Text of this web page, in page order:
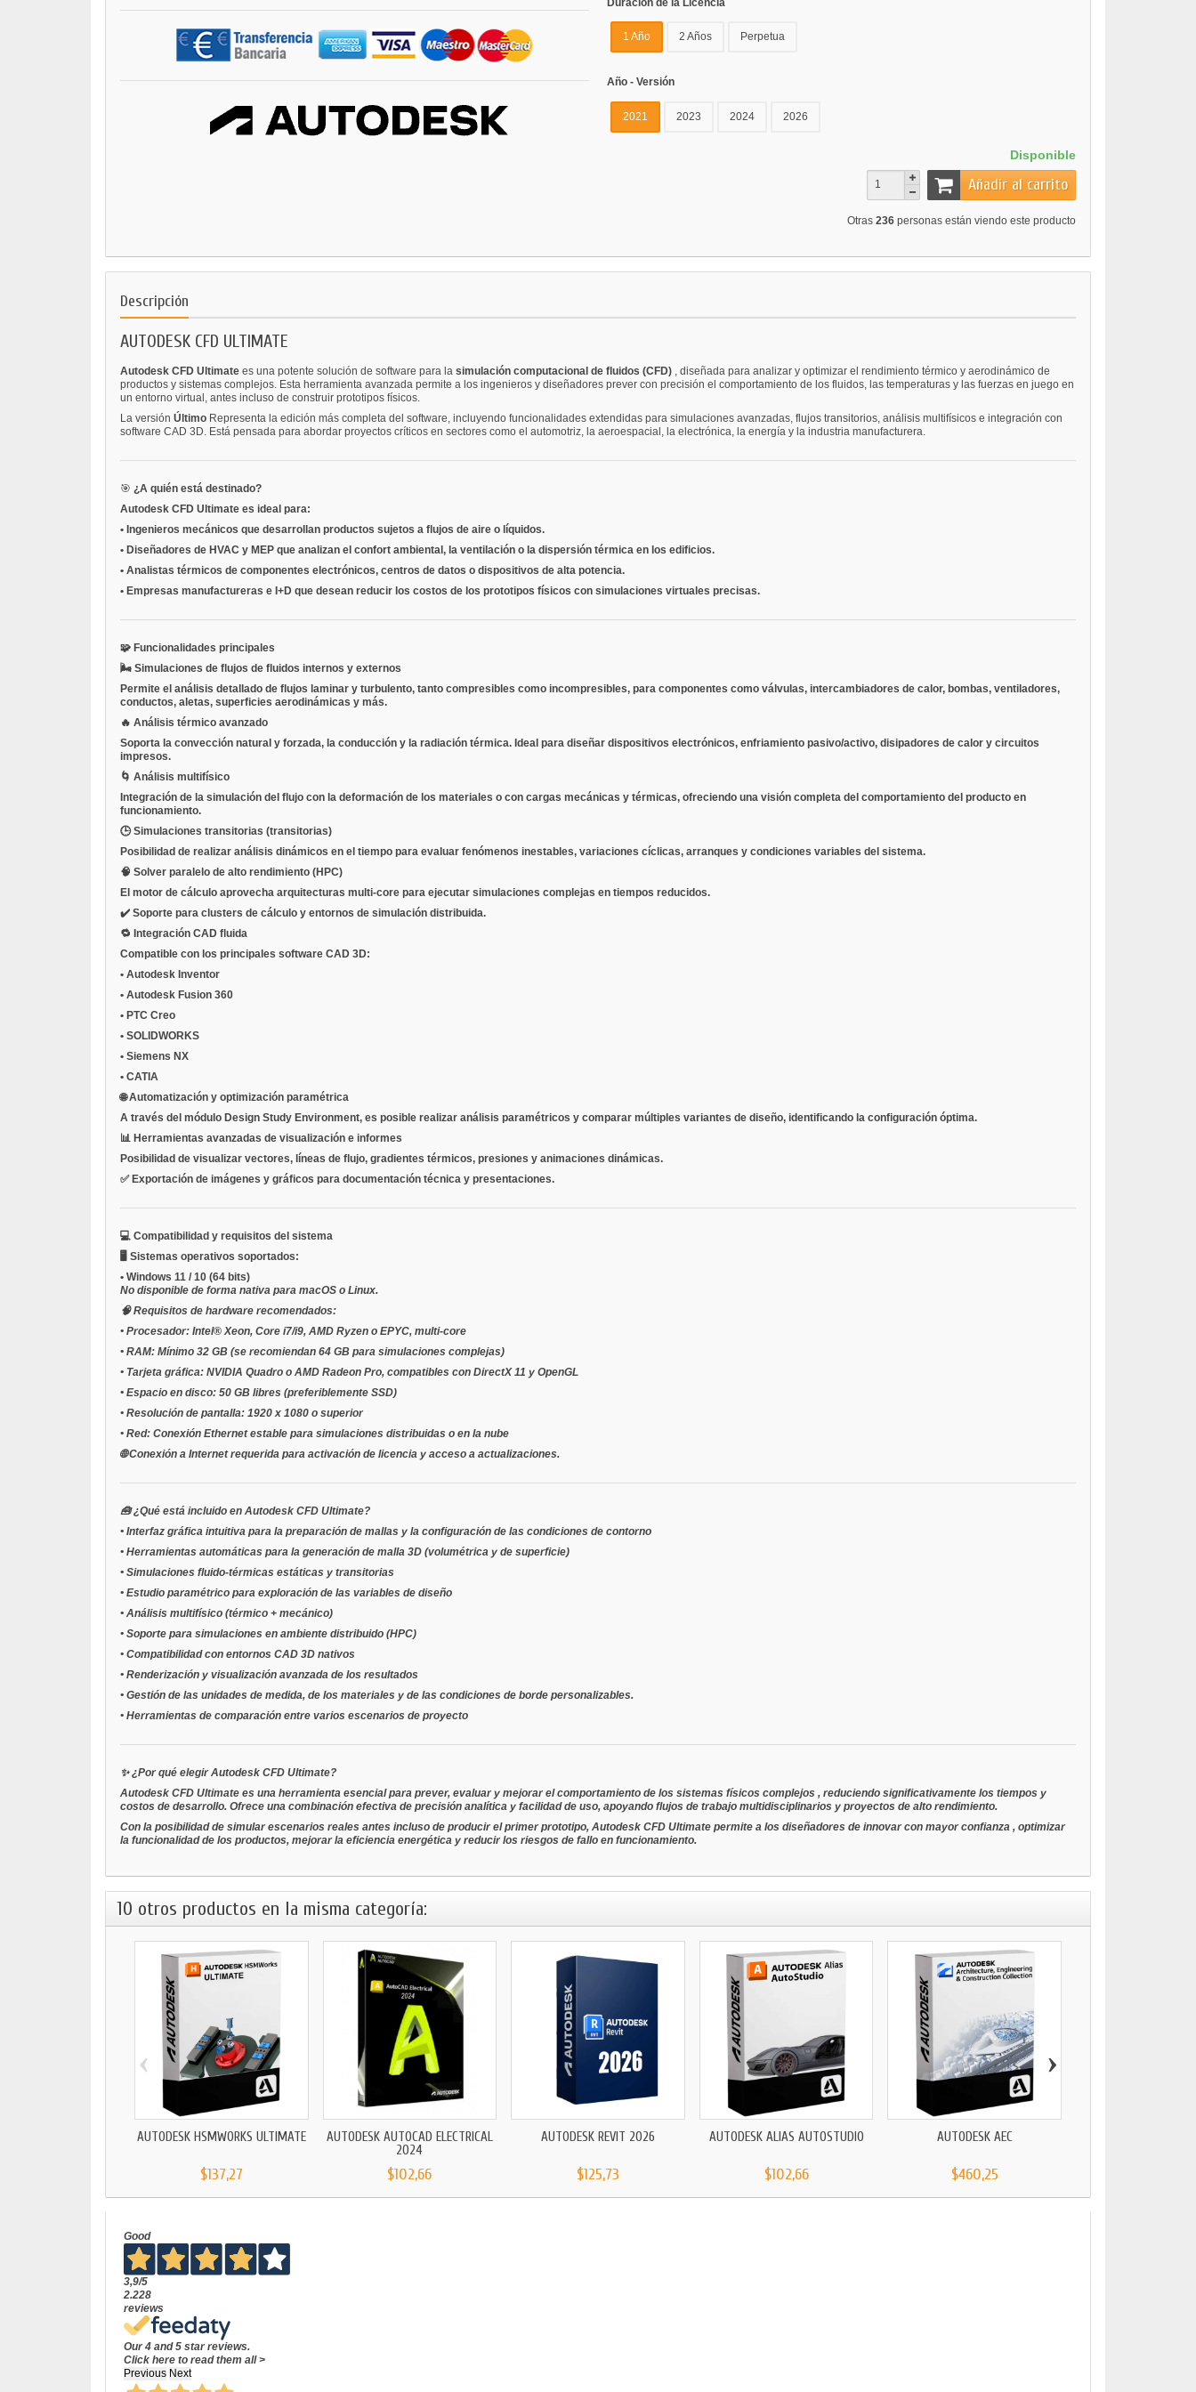
Duración de la Licencia
1 Año 2 Años Perpetua
Año - Versión
2021 2023 2024 2026
Disponible
Añadir al carrito
Otras 236 personas están viendo este producto
Descripción
AUTODESK CFD ULTIMATE
Autodesk CFD Ultimate es una potente solución de software para la simulación computacional de fluidos (CFD) , diseñada para analizar y optimizar el rendimiento térmico y aerodinámico de
productos y sistemas complejos. Esta herramienta avanzada permite a los ingenieros y diseñadores prever con precisión el comportamiento de los fluidos, las temperaturas y las fuerzas en juego en
un entorno virtual, antes incluso de construir prototipos físicos.
La versión Último Representa la edición más completa del software, incluyendo funcionalidades extendidas para simulaciones avanzadas, flujos transitorios, análisis multifísicos e integración con
software CAD 3D. Está pensada para abordar proyectos críticos en sectores como el automotriz, la aeroespacial, la electrónica, la energía y la industria manufacturera.
🎯 ¿A quién está destinado?
Autodesk CFD Ultimate es ideal para:
• Ingenieros mecánicos que desarrollan productos sujetos a flujos de aire o líquidos.
• Diseñadores de HVAC y MEP que analizan el confort ambiental, la ventilación o la dispersión térmica en los edificios.
• Analistas térmicos de componentes electrónicos, centros de datos o dispositivos de alta potencia.
• Empresas manufactureras e I+D que desean reducir los costos de los prototipos físicos con simulaciones virtuales precisas.
🧩 Funcionalidades principales
🌬️ Simulaciones de flujos de fluidos internos y externos
Permite el análisis detallado de flujos laminar y turbulento, tanto compresibles como incompresibles, para componentes como válvulas, intercambiadores de calor, bombas, ventiladores,
conductos, aletas, superficies aerodinámicas y más.
🔥 Análisis térmico avanzado
Soporta la convección natural y forzada, la conducción y la radiación térmica. Ideal para diseñar dispositivos electrónicos, enfriamiento pasivo/activo, disipadores de calor y circuitos
impresos.
🌀 Análisis multifísico
Integración de la simulación del flujo con la deformación de los materiales o con cargas mecánicas y térmicas, ofreciendo una visión completa del comportamiento del producto en
funcionamiento.
🕒Simulaciones transitorias (transitorias)
Posibilidad de realizar análisis dinámicos en el tiempo para evaluar fenómenos inestables, variaciones cíclicas, arranques y condiciones variables del sistema.
🧠 Solver paralelo de alto rendimiento (HPC)
El motor de cálculo aprovecha arquitecturas multi-core para ejecutar simulaciones complejas en tiempos reducidos.
✔️ Soporte para clusters de cálculo y entornos de simulación distribuida.
🔁 Integración CAD fluida
Compatible con los principales software CAD 3D:
• Autodesk Inventor
• Autodesk Fusion 360
• PTC Creo
• SOLIDWORKS
• Siemens NX
• CATIA
🌐Automatización y optimización paramétrica
A través del módulo Design Study Environment, es posible realizar análisis paramétricos y comparar múltiples variantes de diseño, identificando la configuración óptima.
📊 Herramientas avanzadas de visualización e informes
Posibilidad de visualizar vectores, líneas de flujo, gradientes térmicos, presiones y animaciones dinámicas.
✅ Exportación de imágenes y gráficos para documentación técnica y presentaciones.
💻 Compatibilidad y requisitos del sistema
🖥️ Sistemas operativos soportados:
• Windows 11 / 10 (64 bits)
No disponible de forma nativa para macOS o Linux.
🧠Requisitos de hardware recomendados:
• Procesador: Intel® Xeon, Core i7/i9, AMD Ryzen o EPYC, multi-core
• RAM: Mínimo 32 GB (se recomiendan 64 GB para simulaciones complejas)
• Tarjeta gráfica: NVIDIA Quadro o AMD Radeon Pro, compatibles con DirectX 11 y OpenGL
• Espacio en disco: 50 GB libres (preferiblemente SSD)
• Resolución de pantalla: 1920 x 1080 o superior
• Red: Conexión Ethernet estable para simulaciones distribuidas o en la nube
🌐Conexión a Internet requerida para activación de licencia y acceso a actualizaciones.
🧰¿Qué está incluido en Autodesk CFD Ultimate?
• Interfaz gráfica intuitiva para la preparación de mallas y la configuración de las condiciones de contorno
• Herramientas automáticas para la generación de malla 3D (volumétrica y de superficie)
• Simulaciones fluido-térmicas estáticas y transitorias
• Estudio paramétrico para exploración de las variables de diseño
• Análisis multifísico (térmico + mecánico)
• Soporte para simulaciones en ambiente distribuido (HPC)
• Compatibilidad con entornos CAD 3D nativos
• Renderización y visualización avanzada de los resultados
• Gestión de las unidades de medida, de los materiales y de las condiciones de borde personalizables.
• Herramientas de comparación entre varios escenarios de proyecto
✨¿Por qué elegir Autodesk CFD Ultimate?
Autodesk CFD Ultimate es una herramienta esencial para prever, evaluar y mejorar el comportamiento de los sistemas físicos complejos , reduciendo significativamente los tiempos y
costos de desarrollo. Ofrece una combinación efectiva de precisión analítica y facilidad de uso, apoyando flujos de trabajo multidisciplinarios y proyectos de alto rendimiento.
Con la posibilidad de simular escenarios reales antes incluso de producir el primer prototipo, Autodesk CFD Ultimate permite a los diseñadores de innovar con mayor confianza , optimizar
la funcionalidad de los productos, mejorar la eficiencia energética y reducir los riesgos de fallo en funcionamiento.
10 otros productos en la misma categoría:
AUTODESK HSMWORKS ULTIMATE
$137,27
AUTODESK AUTOCAD ELECTRICAL
2024
$102,66
AUTODESK REVIT 2026
$125,73
AUTODESK ALIAS AUTOSTUDIO
$102,66
AUTODESK AEC
$460,25
‹ ›
Good
3,9/5
2.228
reviews
Our 4 and 5 star reviews.
Click here to read them all >
Previous Next